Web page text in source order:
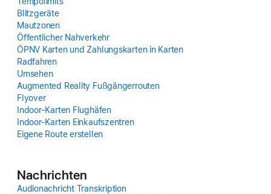
Blitzgeräte
Maut­zonen
Öffentlicher Nah­verkehr
ÖPNV Karten und Zahlungs­karten in Karten
Rad­fahren
Umsehen
Augmented Reality Fußgänger­routen
Flyover
Indoor-Karten Flug­häfen
Indoor-Karten Einkaufs­zentren
Eigene Route erstellen
Nach­richten
Audio­nachricht Trans­kription